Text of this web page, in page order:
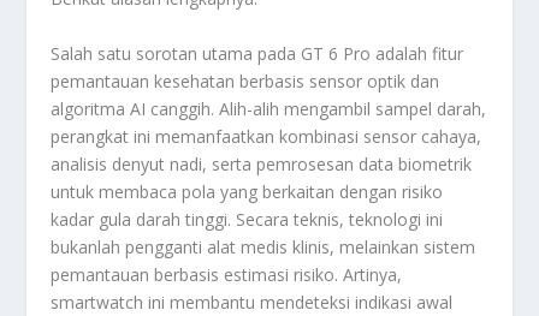
Salah satu sorotan utama pada GT 6 Pro adalah fitur
pemantauan kesehatan berbasis sensor optik dan
algoritma AI canggih. Alih-alih mengambil sampel darah,
perangkat ini memanfaatkan kombinasi sensor cahaya,
analisis denyut nadi, serta pemrosesan data biometrik
untuk membaca pola yang berkaitan dengan risiko
kadar gula darah tinggi. Secara teknis, teknologi ini
bukanlah pengganti alat medis klinis, melainkan sistem
pemantauan berbasis estimasi risiko. Artinya,
smartwatch ini membantu mendeteksi indikasi awal